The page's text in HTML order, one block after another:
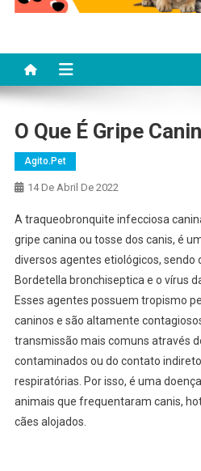
O Que É Gripe
Agito.pet
14 De Abril De 2022
A traqueobronquite infecciosa
gripe canina ou tosse dos canis, é
diversos agentes etiológicos, sendo
Bordetella bronchiseptica e o vírus
Esses agentes possuem tropismo
caninos e são altamente
transmissão mais comuns através
contaminados ou do contato
respiratórias. Por isso, é uma
animais que frequentaram canis,
cães alojados.